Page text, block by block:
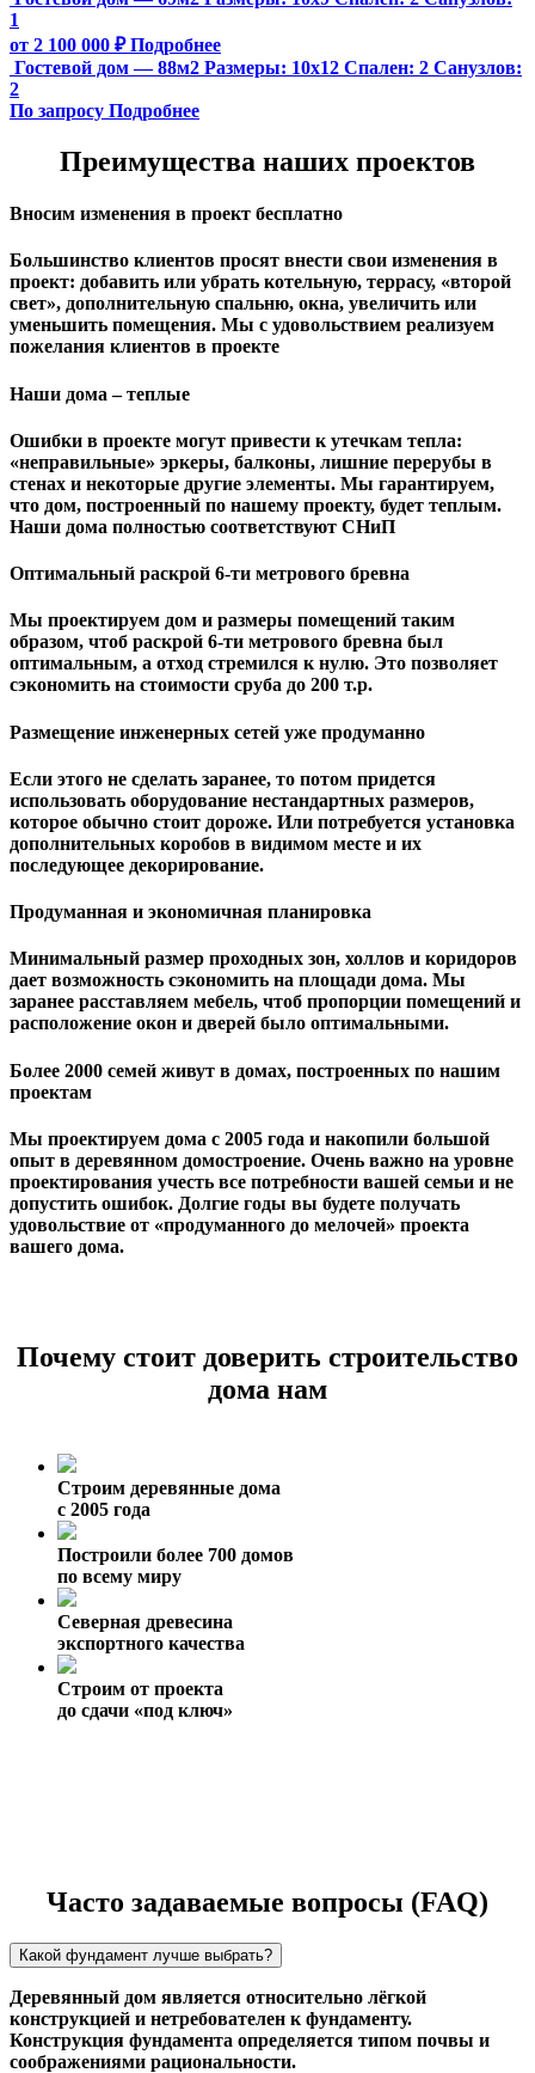
1
от 2 100 000 ₽ Подробнее
Гостевой дом — 88м2 Размеры: 10х12 Спален: 2 Санузлов:
2
По запросу Подробнее
Преимущества наших проектов
Вносим изменения в проект бесплатно
Большинство клиентов просят внести свои изменения в
проект: добавить или убрать котельную, террасу, «второй
свет», дополнительную спальню, окна, увеличить или
уменьшить помещения. Мы с удовольствием реализуем
пожелания клиентов в проекте
Наши дома – теплые
Ошибки в проекте могут привести к утечкам тепла:
«неправильные» эркеры, балконы, лишние перерубы в
стенах и некоторые другие элементы. Мы гарантируем,
чтo дом, построенный по нашему проекту, будет теплым.
Наши дома полностью соответствуют СНиП
Оптимальный раскрой 6-ти метрового бревна
Мы проектируем дом и размеры помещений таким
образом, чтоб раскрой 6-ти метрового бревна был
оптимальным, а отход стремился к нулю. Это позволяет
сэкономить на стоимости сруба до 200 т.р.
Размещение инженерных сетей уже продуманно
Если этого не сделать заранее, то потом придется
использовать оборудование нестандартных размеров,
которое обычно стоит дороже. Или потребуется установка
дополнительных коробов в видимом месте и их
последующее декорирование.
Продуманная и экономичная планировка
Минимальный размер проходных зон, холлов и коридоров
дает возможность сэкономить на площади дома. Мы
заранее расставляем мебель, чтоб пропорции помещений и
расположение окон и дверей было оптимальными.
Более 2000 семей живут в домах, построенных по нашим
проектам
Мы проектируем дома с 2005 года и накопили большой
опыт в деревянном домостроение. Очень важно на уровне
проектирования учесть все потребности вашей семьи и не
допустить ошибок. Долгие годы вы будете получать
удовольствие от «продуманного до мелочей» проекта
вашего дома.
Почему стоит доверить строительство
дома нам
Строим деревянные дома
с 2005 года
Построили более 700 домов
по всему миру
Северная древесина
экспортного качества
Строим от проекта
до сдачи «под ключ»
Часто задаваемые вопросы (FAQ)
Какой фундамент лучше выбрать?
Деревянный дом является относительно лёгкой
конструкцией и нетребователен к фундаменту.
Конструкция фундамента определяется типом почвы и
соображениями рациональности.